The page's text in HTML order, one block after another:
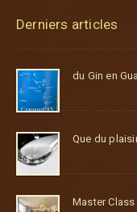
Derniers articles
du Gin en
Que du
Master